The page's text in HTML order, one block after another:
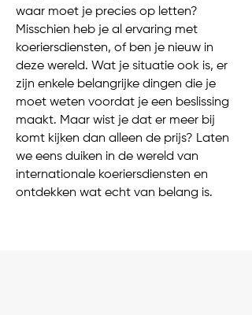
waar moet je precies op letten?
Misschien heb je al ervaring met
koeriersdiensten, of ben je nieuw in
deze wereld. Wat je situatie ook is, er
zijn enkele belangrijke dingen die je
moet weten voordat je een beslissing
maakt. Maar wist je dat er meer bij
komt kijken dan alleen de prijs? Laten
we eens duiken in de wereld van
internationale koeriersdiensten en
ontdekken wat echt van belang is.